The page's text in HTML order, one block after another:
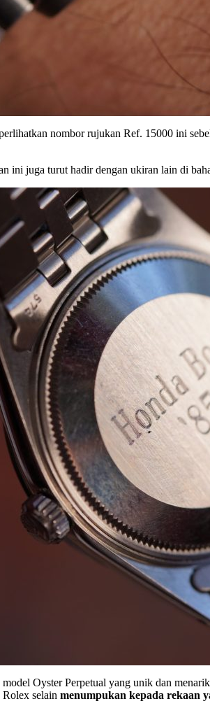
nombor rujukan Ref. 15000 ini
ini juga turut hadir dengan ukiran lain di
Oyster Perpetual yang unik dan
selain menumpukan kepada rekaan